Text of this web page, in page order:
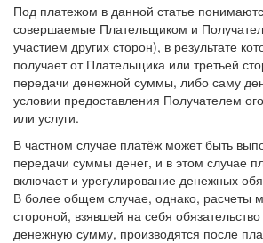
Под платежом в данной статье
совершаемые Плательщиком и
участием других сторон), в результате
получает от Плательщика или третьей
передачи денежной суммы, либо саму
условии предоставления Получателем
или услуги.
В частном случае платёж может быть
передачи суммы денег, и в этом случае
включает и урегулирование денежных
В более общем случае, однако, расчеты
стороной, взявшей на себя
денежную сумму, производятся после